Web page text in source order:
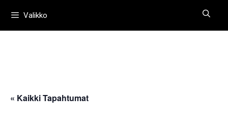
sisältöönValikko
« Kaikki Tapahtumat